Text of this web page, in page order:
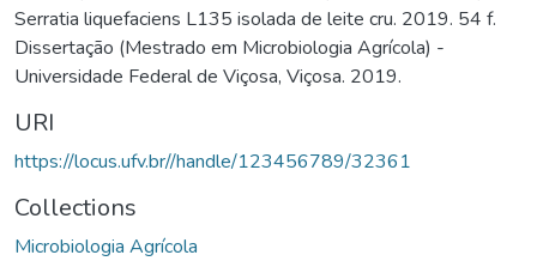
Serratia liquefaciens L135 isolada de leite cru. 2019. 54 f.
Dissertação (Mestrado em Microbiologia Agrícola) -
Universidade Federal de Viçosa, Viçosa. 2019.
URI
https://locus.ufv.br//handle/123456789/32361
Collections
Microbiologia Agrícola